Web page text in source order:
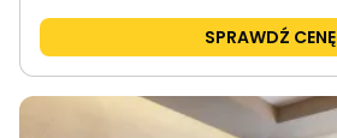
SPRAWDŹ CENĘ